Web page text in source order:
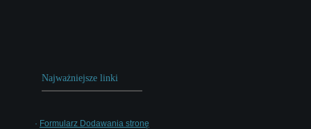
Najważniejsze linki
· Formularz Dodawania stronę